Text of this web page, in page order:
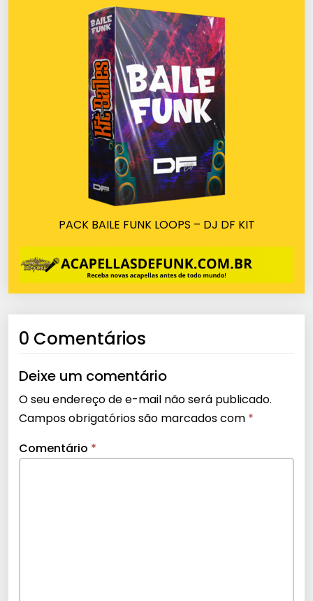
PACK BAILE FUNK LOOPS – DJ DF KIT
0 Comentários
Deixe um comentário
O seu endereço de e-mail não será publicado.
Campos obrigatórios são marcados com *
Comentário *